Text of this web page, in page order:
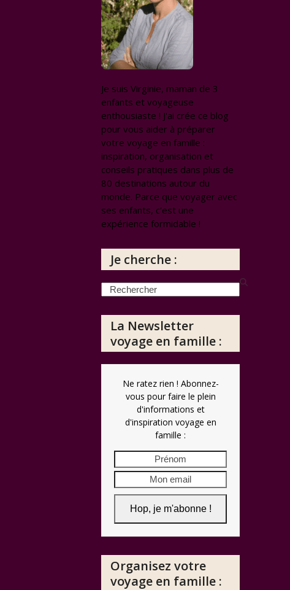
Je suis Virginie, maman de 3
enfants et voyageuse
enthousiaste ! J'ai crée ce blog
pour vous aider à préparer
votre voyage en famille :
inspiration, organisation et
conseils pratiques dans plus de
80 destinations autour du
monde. Parce que voyager avec
ses enfants, c'est une
expérience formidable !
Je cherche :
Search
La Newsletter
voyage en famille :
Ne ratez rien ! Abonnez-
vous pour faire le plein
d'informations et
d'inspiration voyage en
famille :
email
Hop, je m'abonne !
Organisez votre
voyage en famille :